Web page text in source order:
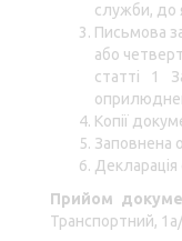
служби, до
Письмова
або
статті 1
Копії
Заповнена
Прийом
Транспортний,